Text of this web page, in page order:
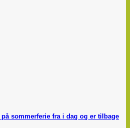
sommerferie fra i dag og er tilbage